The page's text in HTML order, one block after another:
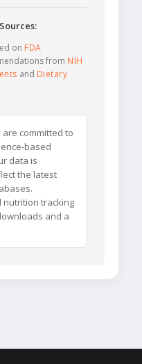
on FDA
from NIH
and Dietary
are committed to
based
data is
the latest
nutrition tracking
and a